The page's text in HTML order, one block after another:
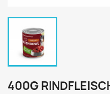
400G